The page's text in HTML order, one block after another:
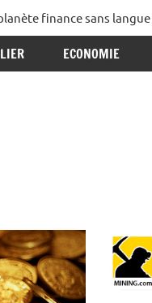
finance sans
ECONOMIE